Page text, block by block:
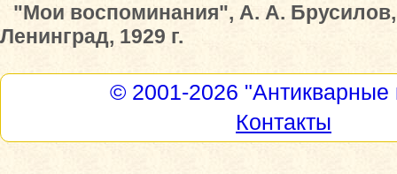
"Мои воспоминания", А. А.
Ленинград, 1929 г.
© 2001-2026 "Антикварные
Контакты